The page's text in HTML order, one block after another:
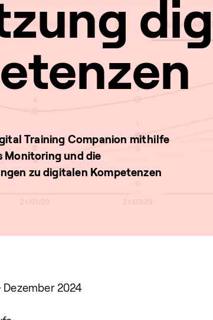
Training Companion mithilfe
Monitoring und die
zu digitalen Kompetenzen
Dezember 2024